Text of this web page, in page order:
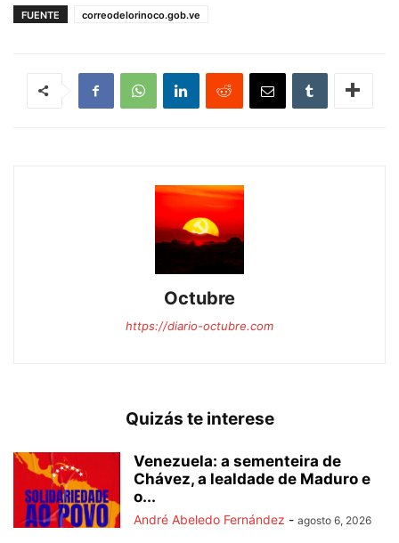
FUENTE correodelorinoco.gob.ve
Octubre
https://diario-octubre.com
Quizás te interese
Venezuela: a sementeira de
Chávez, a lealdade de Maduro e
o...
André Abeledo Fernández - agosto 6, 2026